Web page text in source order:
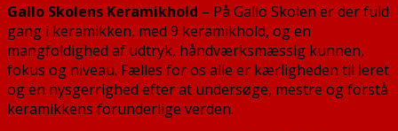
Gallo Skolens Keramikhold – På Gallo Skolen er der fuld
gang i keramikken, med 9 keramikhold, og en
mangfoldighed af udtryk, håndværksmæssig kunnen,
fokus og niveau. Fælles for os alle er kærligheden til leret
og en nysgerrighed efter at undersøge, mestre og forstå
keramikkens forunderlige verden.